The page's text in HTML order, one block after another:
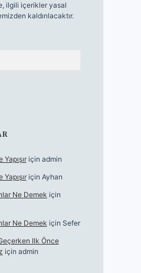
ilgili içerikler yasal
kaldırılacaktır.
için admin
için Ayhan
Ne Demek için
Ne Demek için Sefer
Ilk Önce
için admin